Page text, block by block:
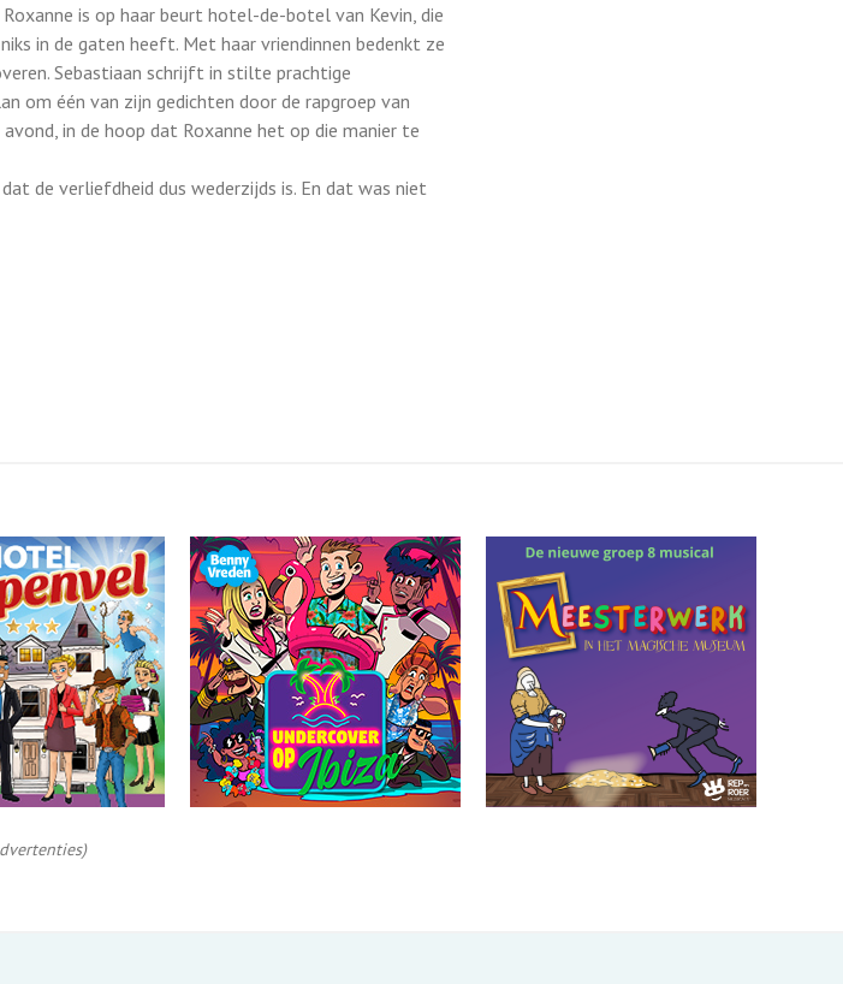
is op haar beurt hotel-de-botel van Kevin, die
in de gaten heeft. Met haar vriendinnen bedenkt ze
Sebastiaan schrijft in stilte prachtige
om één van zijn gedichten door de rapgroep van
in de hoop dat Roxanne het op die manier te
de verliefdheid dus wederzijds is. En dat was niet